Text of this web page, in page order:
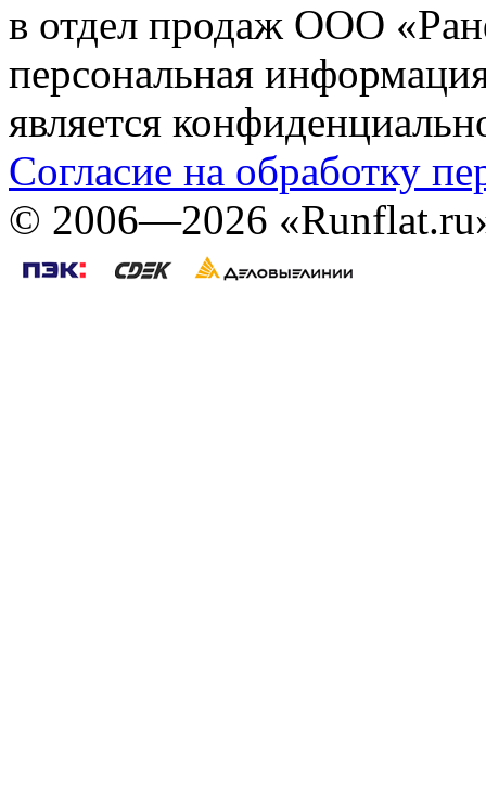
в отдел продаж ООО
персональная
является
Согласие на обработку
© 2006—2026